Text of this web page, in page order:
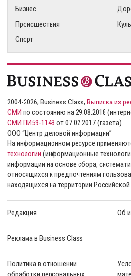
Бизнес
Происшествия
Спорт
2004-2026, Business Class, Выписка из
СМИ по состоянию на 29.08.2018
СМИ ПИ59-1143 от 07.02.2017 (газета)
ООО “Центр деловой информации”
На информационном ресурсе
технологии (информационные
информации на основе сбора,
относящихся к предпочтениям
находящихся на территории
Редакция Об
Реклама в Business Class
Политика в отношении
обработки персональных